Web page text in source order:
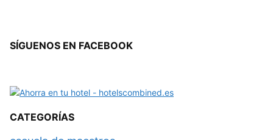
SÍGUENOS EN FACEBOOK
CATEGORÍAS